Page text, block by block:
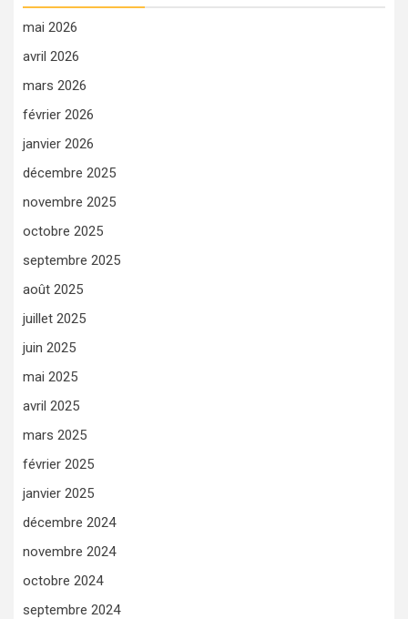
mai 2026
avril 2026
mars 2026
février 2026
janvier 2026
décembre 2025
novembre 2025
octobre 2025
septembre 2025
août 2025
juillet 2025
juin 2025
mai 2025
avril 2025
mars 2025
février 2025
janvier 2025
décembre 2024
novembre 2024
octobre 2024
septembre 2024